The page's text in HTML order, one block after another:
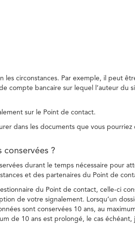
les circonstances. Par exemple, il peut
compte bancaire sur lequel l’auteur du
sur le Point de contact.
dans les documents que vous
conservées ?
durant le temps nécessaire pour
et des partenaires du Point de
du Point de contact, celle-ci
de votre signalement. Lorsqu’un
sont conservées 10 ans, au
de 10 ans est prolongé, le cas échéant,